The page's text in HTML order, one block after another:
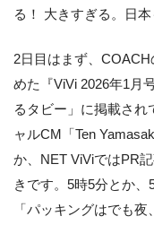
る！ 大きすぎる。日
2日目はまず、
めた『ViVi 2026年1月
るタビー」に掲載され
ャルCM「Ten
か、NET ViViではPR
きです。5時5分とか、
「パッキングはでも